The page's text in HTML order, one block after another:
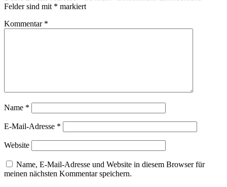
Felder sind mit * markiert
Kommentar *
Name *
E-Mail-Adresse *
Website
Name, E-Mail-Adresse und Website in diesem Browser für
meinen nächsten Kommentar speichern.